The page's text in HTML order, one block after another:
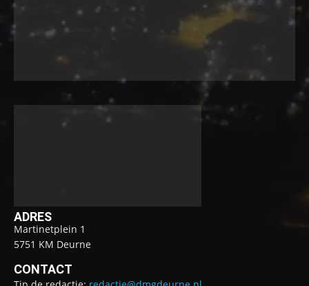
ADRES
Martinetplein 1
5751 KM Deurne
CONTACT